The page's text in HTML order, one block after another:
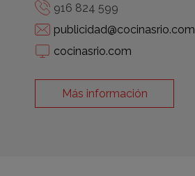
916 824 599
publicidad@cocinasrio.com
cocinasrio.com
Más información